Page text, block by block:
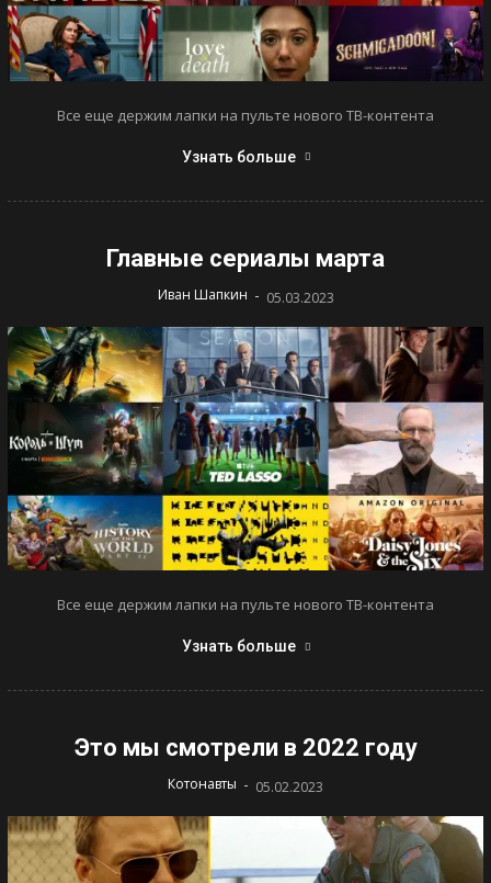
Все еще держим лапки на пульте нового ТВ-контента
Узнать больше
Главные сериалы марта
Иван Шапкин - 05.03.2023
Все еще держим лапки на пульте нового ТВ-контента
Узнать больше
Это мы смотрели в 2022 году
Котонавты - 05.02.2023